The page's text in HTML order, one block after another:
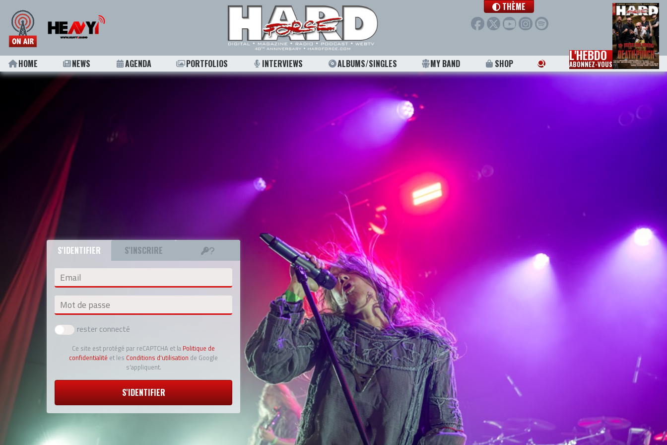
THÈME
HOME NEWS AGENDA PORTFOLIOS INTERVIEWS ALBUMS/SINGLES MY BAND SHOP L'HEBDO
ABONNEZ-VOUS
S'IDENTIFIER S'INSCRIRE
Email
Mot de passe
rester connecté
Ce site est protégé par reCAPTCHA et la Politique de
confidentialité et les Conditions d'utilisation de Google
s'appliquent.
S'IDENTIFIER